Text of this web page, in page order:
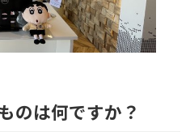
のは何ですか？